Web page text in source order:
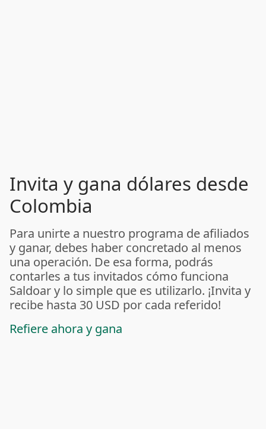
Invita y gana dólares desde
Colombia
Para unirte a nuestro programa de afiliados
y ganar, debes haber concretado al menos
una operación. De esa forma, podrás
contarles a tus invitados cómo funciona
Saldoar y lo simple que es utilizarlo. ¡Invita y
recibe hasta 30 USD por cada referido!
Refiere ahora y gana